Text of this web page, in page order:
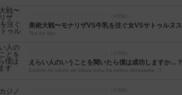
美術大戦〜モナリザVS牛乳を注ぐ女VSサトゥルヌス
The Art War
えらい人のいうことを聞いたら僕は成功しますか...？
Eraihito no iukoto wo kiitara boku ha seikou shimasuka...?